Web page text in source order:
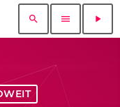
search menu play_arrow